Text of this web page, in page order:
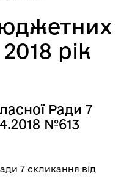
рік
Ради 7
№613
7 скликання від